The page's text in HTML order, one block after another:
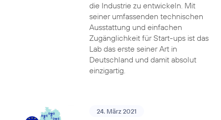
die Industrie zu entwickeln. Mit
seiner umfassenden technischen
Ausstattung und einfachen
Zugänglichkeit für Start-ups ist das
Lab das erste seiner Art in
Deutschland und damit absolut
einzigartig.
24. März 2021